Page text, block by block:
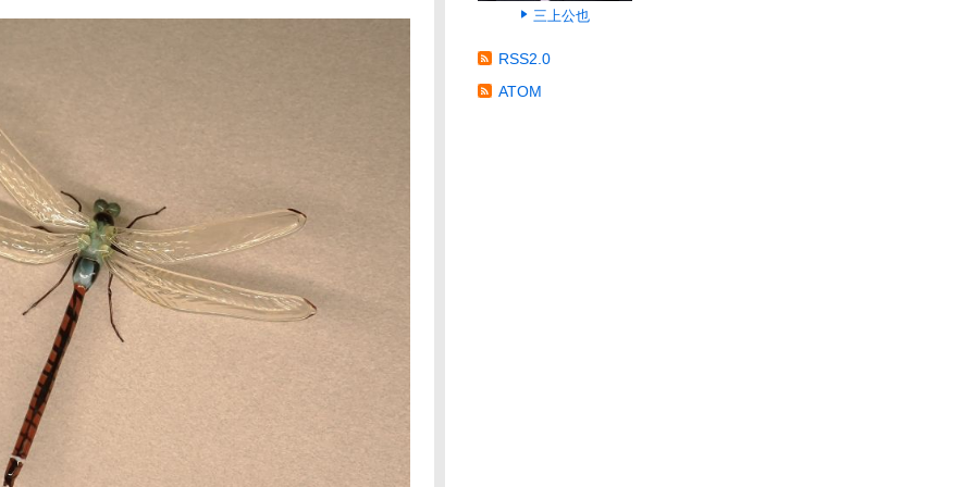
三上公也
RSS2.0
ATOM